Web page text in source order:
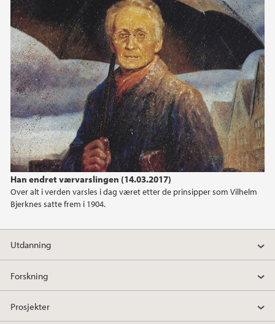
Han endret værvarslingen (14.03.2017)
Over alt i verden varsles i dag været etter de prinsipper som Vilhelm
Bjerknes satte frem i 1904.
2017
2016
2015
2014
2013
2012
2009
Utdanning
Forskning
Prosjekter